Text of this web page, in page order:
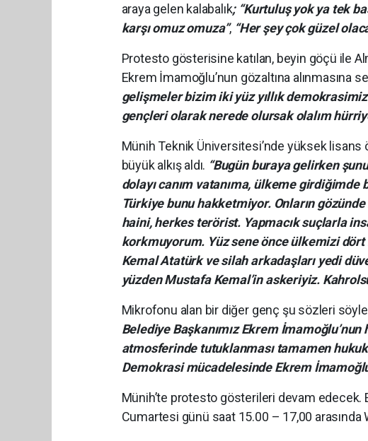
araya gelen kalabalık; “Kurtuluş yok ya tek
karşı omuz omuza”, “Her şey çok güzel
Protesto gösterisine katılan, beyin göçü ile
Ekrem İmamoğlu’nun gözaltına alınmasına
gelişmeler bizim iki yüz yıllık
gençleri olarak nerede olursak olalım
Münih Teknik Üniversitesi’nde yüksek lisans
büyük alkış aldı. “Bugün buraya gelirken
dolayı canım vatanıma, ülkeme
Türkiye bunu hakketmiyor. Onların
haini, herkes terörist. Yapmacık suçlarla
korkmuyorum. Yüz sene önce ülkemizi
Kemal Atatürk ve silah arkadaşları yedi
yüzden Mustafa Kemal’in askeriyiz.
Mikrofonu alan bir diğer genç şu sözleri
Belediye Başkanımız Ekrem
atmosferinde tutuklanması tamamen
Demokrasi mücadelesinde Ekrem
Münih’te protesto gösterileri devam
Cumartesi günü saat 15.00 – 17,00